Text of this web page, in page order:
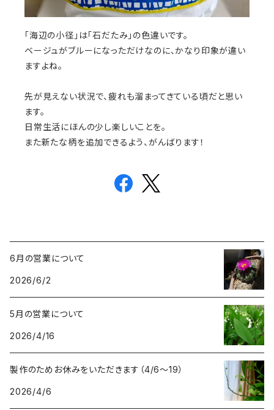
「海辺の小径」は「石だたみ」の色違いです。
ベージュがブルーになっただけなのに、かなり印象が違い
ますよね。
先が見えない状況で、疲れも溜まってきている頃だと思い
ます。
日常生活にほんの少し楽しいことを。
また新たな柄を追加できるよう、がんばります！
6月の営業について
2026/6/2
5月の営業について
2026/4/16
製作のためお休みをいただきます（4/6〜19）
2026/4/6